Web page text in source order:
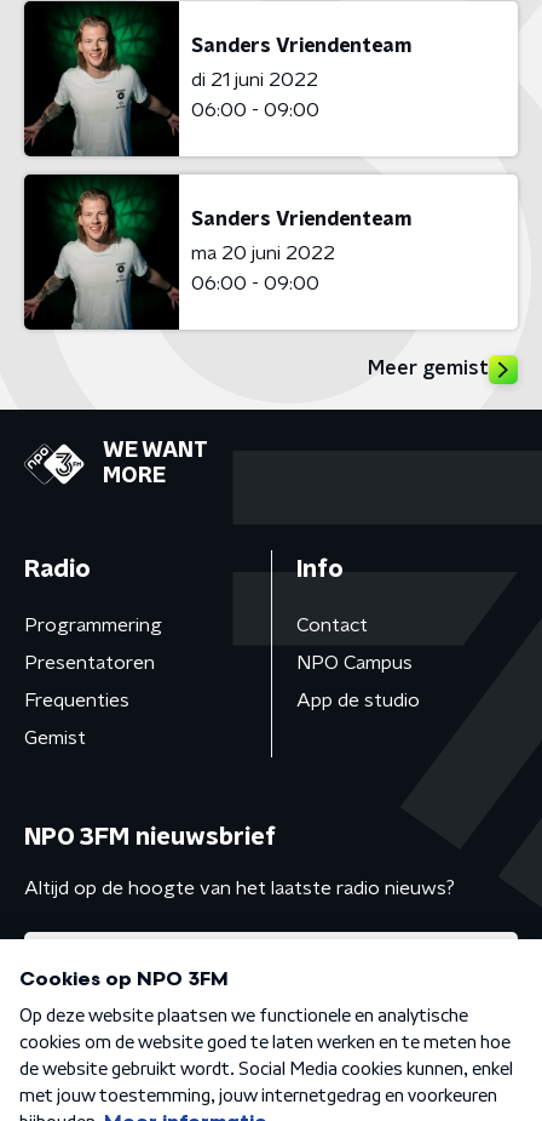
Sanders Vriendenteam
di 21 juni 2022
06:00 - 09:00
Sanders Vriendenteam
ma 20 juni 2022
06:00 - 09:00
Meer gemist
WE WANT
MORE
Radio
Programmering
Presentatoren
Frequenties
Gemist
Info
Contact
NPO Campus
App de studio
NPO 3FM nieuwsbrief
Altijd op de hoogte van het laatste radio nieuws?
Algemene voorwaarden Privacybeleid